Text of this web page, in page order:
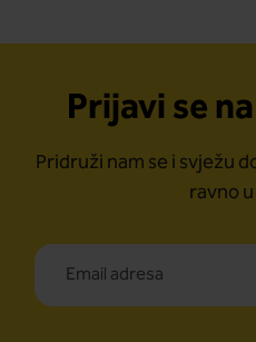
Prijavi se
Pridruži nam se i svježu
ravno